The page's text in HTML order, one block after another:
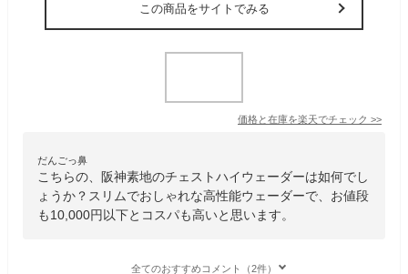
この商品をサイトでみる
価格と在庫を楽天でチェック >>
だんごっ鼻
こちらの、阪神素地のチェストハイウェーダーは如何でし
ょうか？スリムでおしゃれな高性能ウェーダーで、お値段
も10,000円以下とコスパも高いと思います。
全てのおすすめコメント（2件）